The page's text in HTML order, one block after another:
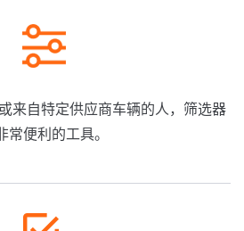
来自特定供应商车辆的人，筛选器
常便利的工具。